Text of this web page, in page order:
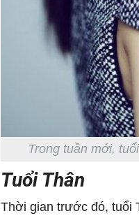
Trong tuần mới,
Tuổi Thân
Thời gian trước đó, tuổi